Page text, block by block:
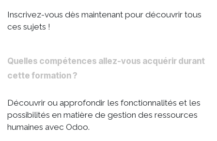
Inscrivez-vous dès maintenant pour découvrir tous
ces sujets !
Quelles compétences allez-vous acquérir durant
cette formation ?
Découvrir ou approfondir les fonctionnalités et les
possibilités en matière de gestion des ressources
humaines avec Odoo.